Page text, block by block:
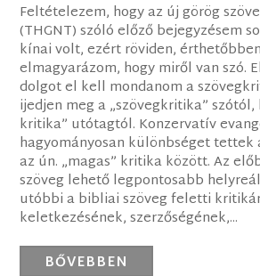
Feltételezem, hogy az új görög
(THGNT) szóló előző bejegyzésem
kínai volt, ezért röviden,
elmagyarázom, hogy miről van szó.
dolgot el kell mondanom a
ijedjen meg a „szövegkritika” szótól,
kritika” utótagtól. Konzervatív
hagyományosan különbséget tettek
az ún. „magas” kritika között. Az
szöveg lehető legpontosabb
utóbbi a bibliai szöveg feletti
keletkezésének, szerzőségének,...
BŐVEBBEN